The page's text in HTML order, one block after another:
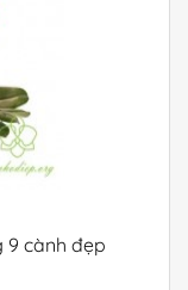
9 cành đẹp